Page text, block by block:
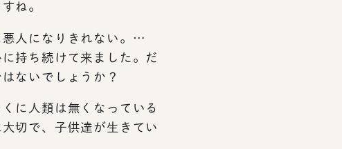
ね。
悪人になりきれない。…
持ち続けて来ました。だ
ないでしょうか？
に人類は無くなっている
切で、子供達が生きてい